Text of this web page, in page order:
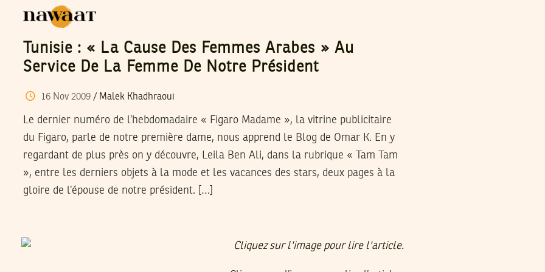
Tunisie : « La Cause Des Femmes Arabes » Au
Service De La Femme De Notre Président
16 Nov 2009/ Malek Khadhraoui
Le dernier numéro de l’hebdomadaire « Figaro Madame », la vitrine publicitaire
du Figaro, parle de notre première dame, nous apprend le Blog de Omar K. En y
regardant de plus près on y découvre, Leila Ben Ali, dans la rubrique « Tam Tam
», entre les derniers objets à la mode et les vacances des stars, deux pages à la
gloire de l’épouse de notre président. […]